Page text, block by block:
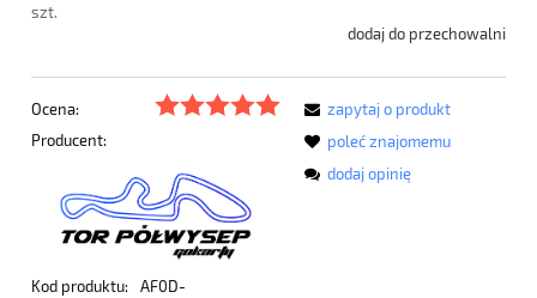
szt.
dodaj do przechowalni
Ocena:
Producent:
Kod produktu:
AF0D-
zapytaj o produkt
poleć znajomemu
dodaj opinię